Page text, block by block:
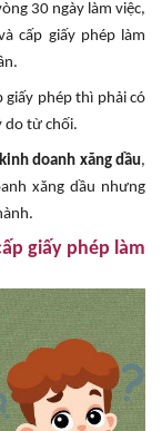
30 ngày làm việc,
cấp giấy phép làm
phép thì phải có
do từ chối.
doanh xăng dầu,
xăng dầu nhưng
giấy phép làm